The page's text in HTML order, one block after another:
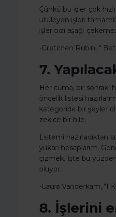
Çünkü bu işler çok
ütüleyen işleri
işler bizi aşağı
-Gretchen Rubin, “
7.
Her cuma, bir sonraki
öncelik listesi
kategoride bir şeyler
zekice bir hile.
Listemi hazırladıktan
yukarı hesaplarım.
çizmek. İşte bu
oluyor.
-Laura Vanderkam, “I
8. İşlerini